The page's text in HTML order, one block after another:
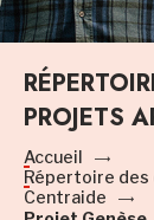
PROJETS
Accueil
Répertoire des
Centraide